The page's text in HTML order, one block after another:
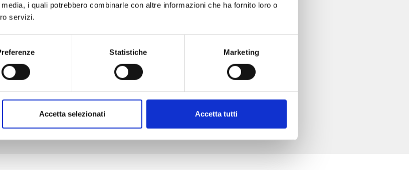
i quali potrebbero combinarle con altre informazioni che ha fornito loro o
servizi.
Statistiche Marketing
Accetta selezionati Accetta tutti
€ 6,90
Mostra tutto